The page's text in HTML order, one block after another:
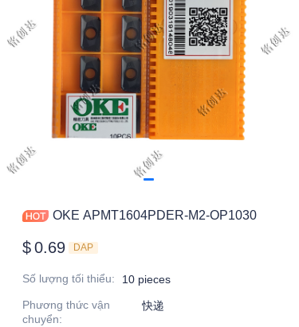
OKE APMT1604PDER-M2-OP1030
$0.69 DAP
Số lượng tối thiểu:
10 pieces
Phương thức vận
chuyển:
快递
Tin tức
Hỗ trợ